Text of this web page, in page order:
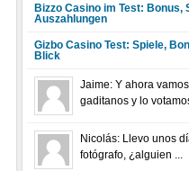
Bizzo Casino im Test: Bonus,
Auszahlungen
Gizbo Casino Test: Spiele,
Blick
Jaime: Y ahora
gaditanos y lo
Nicolás: Llevo unos
fotógrafo, ¿alguien ...